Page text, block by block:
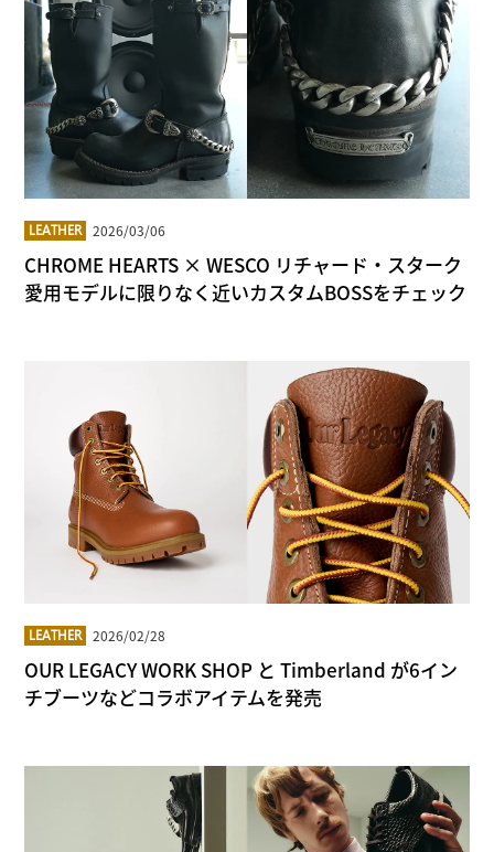
LEATHER 2026/03/06
CHROME HEARTS × WESCO リチャード・スターク
愛用モデルに限りなく近いカスタムBOSSをチェック
LEATHER 2026/02/28
OUR LEGACY WORK SHOP と Timberland が6イン
チブーツなどコラボアイテムを発売